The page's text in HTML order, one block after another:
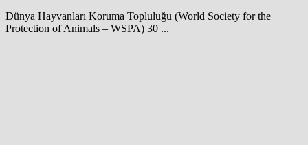
Dünya Hayvanları Koruma Topluluğu (World Society for the
Protection of Animals – WSPA) 30 ...